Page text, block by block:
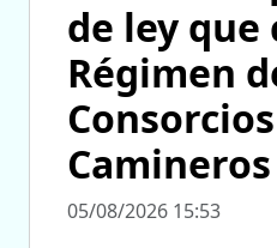
de ley que
Régimen
Consorcios
Camineros
05/08/2026 15:53